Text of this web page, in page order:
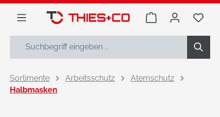
springen
Warenkorb Du
Sortimente Arbeitsschutz
Atemschutz
Halbmasken